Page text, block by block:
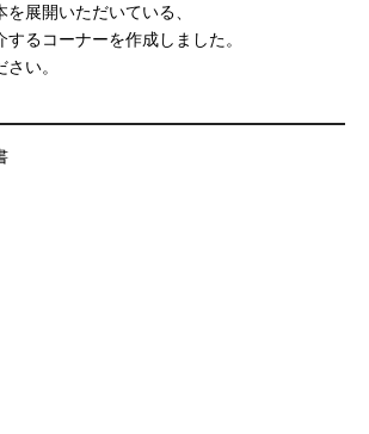
展開いただいている、
るコーナーを作成しました。
い。